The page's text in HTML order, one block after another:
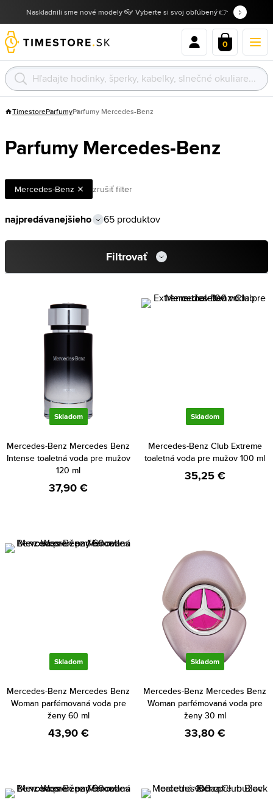
Naskladnili sme nové modely 👓 Vyberte si svoj obľúbený 👉
0
TimestoreParfumyParfumy Mercedes-Benz
Parfumy Mercedes-Benz
Mercedes-Benz zrušiť filter
65 produktov
Filtrovať
Skladom
Mercedes-Benz Mercedes Benz
Intense toaletná voda pre mužov
120 ml
37,90 €
Skladom
Mercedes-Benz Club Extreme
toaletná voda pre mužov 100 ml
35,25 €
Skladom
Mercedes-Benz Mercedes Benz
Woman parfémovaná voda pre
ženy 60 ml
43,90 €
Skladom
Mercedes-Benz Mercedes Benz
Woman parfémovaná voda pre
ženy 30 ml
33,80 €